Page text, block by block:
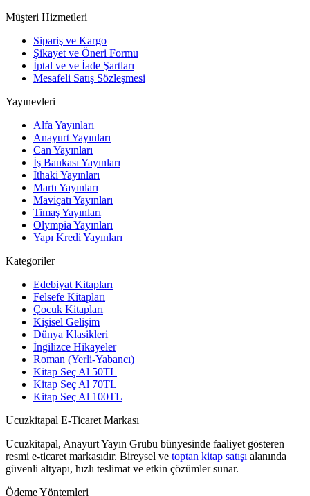
Müşteri Hizmetleri
Sipariş ve Kargo
Şikayet ve Öneri Formu
İptal ve ve İade Şartları
Mesafeli Satış Sözleşmesi
Yayınevleri
Alfa Yayınları
Anayurt Yayınları
Can Yayınları
İş Bankası Yayınları
İthaki Yayınları
Martı Yayınları
Maviçatı Yayınları
Timaş Yayınları
Olympia Yayınları
Yapı Kredi Yayınları
Kategoriler
Edebiyat Kitapları
Felsefe Kitapları
Çocuk Kitapları
Kişisel Gelişim
Dünya Klasikleri
İngilizce Hikayeler
Roman (Yerli-Yabancı)
Kitap Seç Al 50TL
Kitap Seç Al 70TL
Kitap Seç Al 100TL
Ucuzkitapal E-Ticaret Markası
Ucuzkitapal, Anayurt Yayın Grubu bünyesinde faaliyet gösteren
resmi e-ticaret markasıdır. Bireysel ve toptan kitap satışı alanında
güvenli altyapı, hızlı teslimat ve etkin çözümler sunar.
Ödeme Yöntemleri